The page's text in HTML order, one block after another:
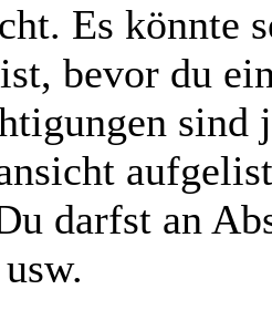
Es könnte
bevor du
sind
darfst an